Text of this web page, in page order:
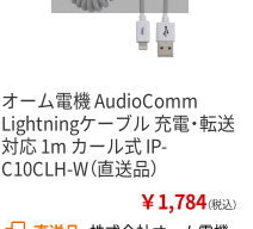
オーム電機 AudioComm
Lightningケーブル 充電・転送
対応 1m カール式 IP-
C10CLH-W（直送品）
￥1,784（税込）